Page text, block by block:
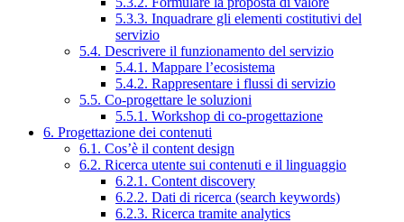
5.3.3. Inquadrare gli elementi costitutivi del
servizio
5.4. Descrivere il funzionamento del servizio
5.4.1. Mappare l’ecosistema
5.4.2. Rappresentare i flussi di servizio
5.5. Co-progettare le soluzioni
5.5.1. Workshop di co-progettazione
6. Progettazione dei contenuti
6.1. Cos’è il content design
6.2. Ricerca utente sui contenuti e il linguaggio
6.2.1. Content discovery
6.2.2. Dati di ricerca (search keywords)
6.2.3. Ricerca tramite analytics